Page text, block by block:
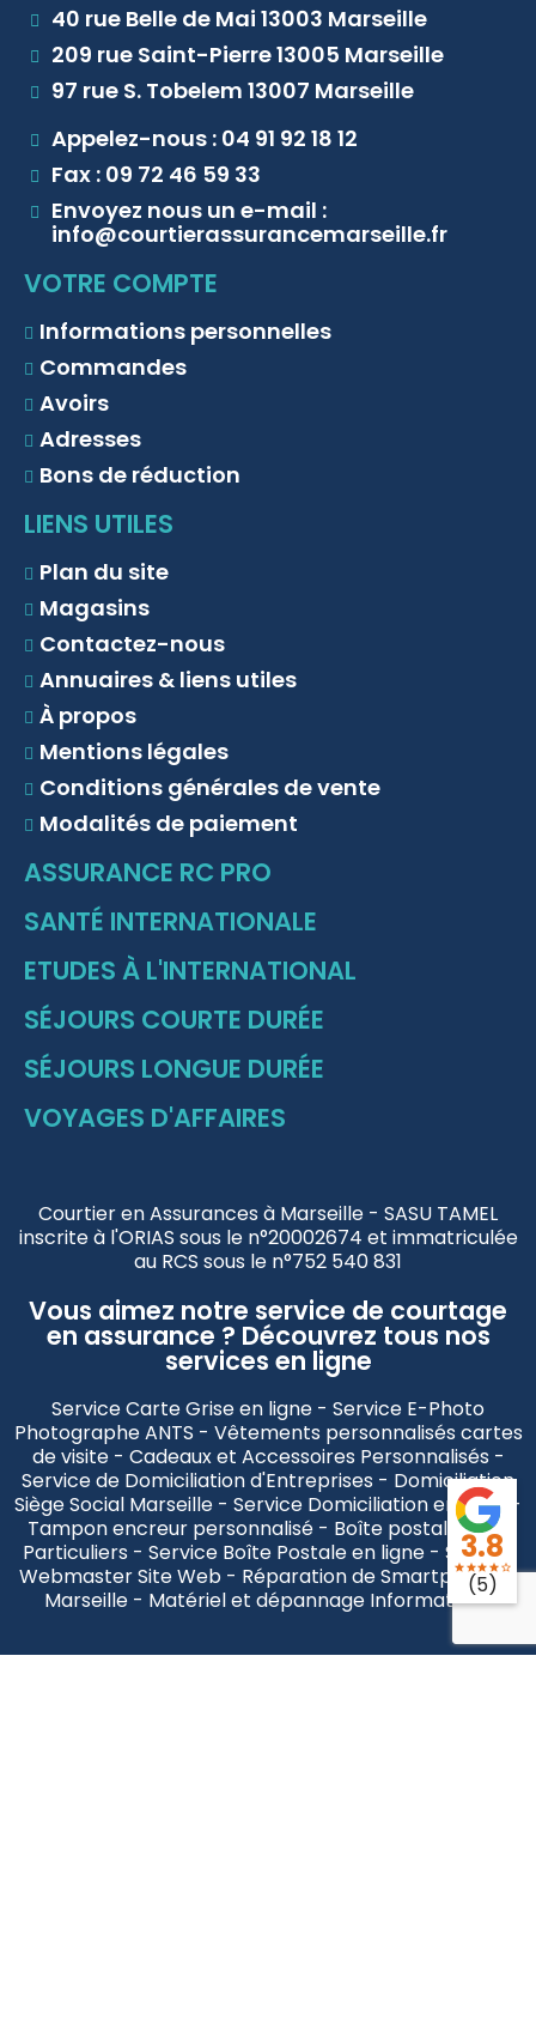
40 rue Belle de Mai 13003 Marseille
209 rue Saint-Pierre 13005 Marseille
97 rue S. Tobelem 13007 Marseille
Appelez-nous : 04 91 92 18 12
Fax : 09 72 46 59 33
Envoyez nous un e-mail :
info@courtierassurancemarseille.fr
VOTRE COMPTE
Informations personnelles
Commandes
Avoirs
Adresses
Bons de réduction
LIENS UTILES
Plan du site
Magasins
Contactez-nous
Annuaires & liens utiles
À propos
Mentions légales
Conditions générales de vente
Modalités de paiement
ASSURANCE RC PRO
SANTÉ INTERNATIONALE
ETUDES À L'INTERNATIONAL
SÉJOURS COURTE DURÉE
SÉJOURS LONGUE DURÉE
VOYAGES D'AFFAIRES
Courtier en Assurances à Marseille - SASU TAMEL
inscrite à l'ORIAS sous le n°20002674 et immatriculée
au RCS sous le n°752 540 831
Vous aimez notre service de courtage
en assurance ? Découvrez tous nos
services en ligne
Service Carte Grise en ligne - Service E-Photo
Photographe ANTS - Vêtements personnalisés cartes
de visite - Cadeaux et Accessoires Personnalisés -
Service de Domiciliation d'Entreprises - Domiciliation
Siège Social Marseille - Service Domiciliation en ligne -
Tampon encreur personnalisé - Boîte postale pour
Particuliers - Service Boîte Postale en ligne - Service
Webmaster Site Web - Réparation de Smartphone à
Marseille - Matériel et dépannage Informatique
3.8
star starstar star star_border
(5)